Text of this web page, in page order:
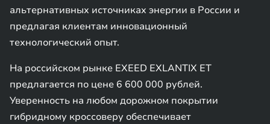
альтернативных источниках энергии в России и
предлагая клиентам инновационный
технологический опыт.
На российском рынке EXEED EXLANTIX ET
предлагается по цене 6 600 000 рублей.
Уверенность на любом дорожном покрытии
гибридному кроссоверу обеспечивает